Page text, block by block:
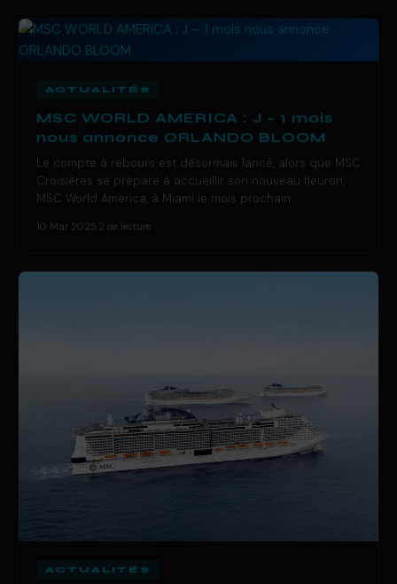
ACTUALITÉS
MSC WORLD AMERICA : J – 1 mois
nous annonce ORLANDO BLOOM
Le compte à rebours est désormais lancé, alors que MSC
Croisières se prépare à accueillir son nouveau fleuron,
MSC World America, à Miami le mois prochain.
10 Mar 2025 2 de lecture
ACTUALITÉS